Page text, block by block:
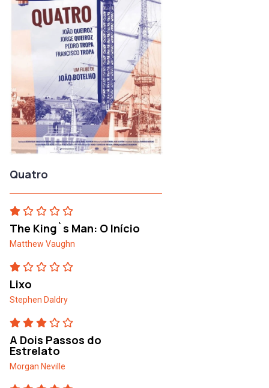
Quatro
The King`s Man: O Início
Matthew Vaughn
Lixo
Stephen Daldry
A Dois Passos do
Estrelato
Morgan Neville